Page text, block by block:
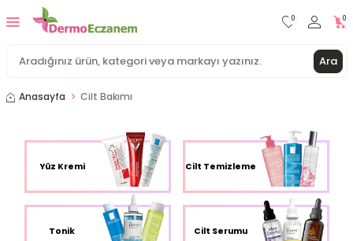
Ara
0 0
Anasayfa Cilt Bakımı
Yüz Kremi Cilt Temizleme
Tonik Cilt Serumu